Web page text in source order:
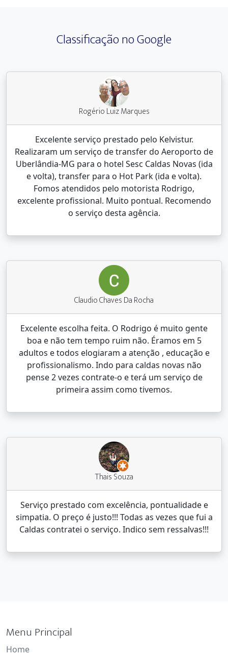
Classificação no Google
Rogério Luiz Marques
Excelente serviço prestado pelo Kelvistur.
Realizaram um serviço de transfer do Aeroporto de
Uberlândia-MG para o hotel Sesc Caldas Novas (ida
e volta), transfer para o Hot Park (ida e volta).
Fomos atendidos pelo motorista Rodrigo,
excelente profissional. Muito pontual. Recomendo
o serviço desta agência.
Claudio Chaves Da Rocha
Excelente escolha feita. O Rodrigo é muito gente
boa e não tem tempo ruim não. Éramos em 5
adultos e todos elogiaram a atenção , educação e
profissionalismo. Indo para caldas novas não
pense 2 vezes contrate-o e terá um serviço de
primeira assim como tivemos.
Thais Souza
Serviço prestado com excelência, pontualidade e
simpatia. O preço é justo!!! Todas as vezes que fui a
Caldas contratei o serviço. Indico sem ressalvas!!!
Menu Principal
Home